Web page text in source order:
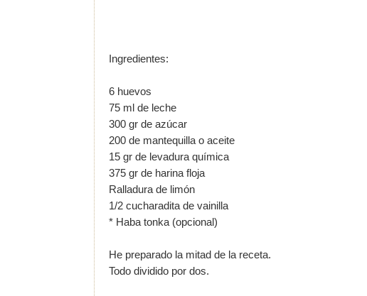
Ingredientes:
6 huevos
75 ml de leche
300 gr de azúcar
200 de mantequilla o aceite
15 gr de levadura química
375 gr de harina floja
Ralladura de limón
1/2 cucharadita de vainilla
* Haba tonka (opcional)
He preparado la mitad de la receta.
Todo dividido por dos.